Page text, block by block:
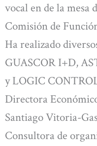
vocal en de la mesa
Comisión de
Ha realizado
GUASCOR I+D,
y LOGIC
Directora
Santiago Vitoria-
Consultora de